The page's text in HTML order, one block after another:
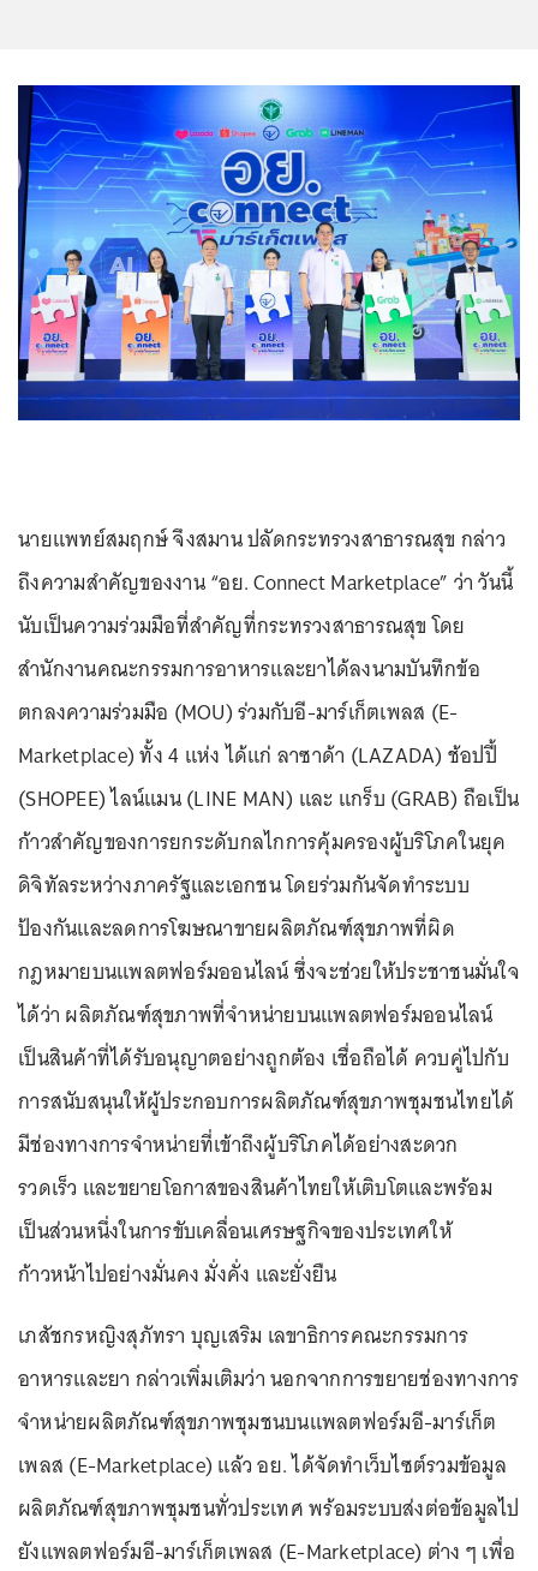
นายแพทย์สมฤกษ์ จึงสมาน ปลัดกระทรวงสาธารณสุข กล่าว
ถึงความสำคัญของงาน “อย. Connect Marketplace” ว่า วันนี้
นับเป็นความร่วมมือที่สำคัญที่กระทรวงสาธารณสุข โดย
สำนักงานคณะกรรมการอาหารและยาได้ลงนามบันทึกข้อ
ตกลงความร่วมมือ (MOU) ร่วมกับอี-มาร์เก็ตเพลส (E-
Marketplace) ทั้ง 4 แห่ง ได้แก่ ลาซาด้า (LAZADA) ช้อปปี้
(SHOPEE) ไลน์แมน (LINE MAN) และ แกร็บ (GRAB) ถือเป็น
ก้าวสำคัญของการยกระดับกลไกการคุ้มครองผู้บริโภคในยุค
ดิจิทัลระหว่างภาครัฐและเอกชน โดยร่วมกันจัดทำระบบ
ป้องกันและลดการโฆษณาขายผลิตภัณฑ์สุขภาพที่ผิด
กฎหมายบนแพลตฟอร์มออนไลน์ ซึ่งจะช่วยให้ประชาชนมั่นใจ
ได้ว่า ผลิตภัณฑ์สุขภาพที่จำหน่ายบนแพลตฟอร์มออนไลน์
เป็นสินค้าที่ได้รับอนุญาตอย่างถูกต้อง เชื่อถือได้ ควบคู่ไปกับ
การสนับสนุนให้ผู้ประกอบการผลิตภัณฑ์สุขภาพชุมชนไทยได้
มีช่องทางการจำหน่ายที่เข้าถึงผู้บริโภคได้อย่างสะดวก
รวดเร็ว และขยายโอกาสของสินค้าไทยให้เติบโตและพร้อม
เป็นส่วนหนึ่งในการขับเคลื่อนเศรษฐกิจของประเทศให้
ก้าวหน้าไปอย่างมั่นคง มั่งคั่ง และยั่งยืน
เภสัชกรหญิงสุภัทรา บุญเสริม เลขาธิการคณะกรรมการ
อาหารและยา กล่าวเพิ่มเติมว่า นอกจากการขยายช่องทางการ
จำหน่ายผลิตภัณฑ์สุขภาพชุมชนบนแพลตฟอร์มอี-มาร์เก็ต
เพลส (E-Marketplace) แล้ว อย. ได้จัดทำเว็บไซต์รวมข้อมูล
ผลิตภัณฑ์สุขภาพชุมชนทั่วประเทศ พร้อมระบบส่งต่อข้อมูลไป
ยังแพลตฟอร์มอี-มาร์เก็ตเพลส (E-Marketplace) ต่าง ๆ เพื่อ